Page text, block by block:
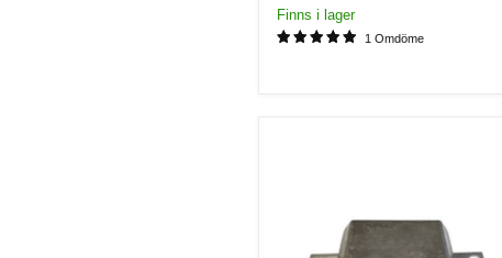
Finns i lager
1 Omdöme